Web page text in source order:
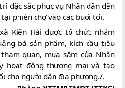
đặc sắc phục vụ Nhân dân đến
phiên chợ vào các buổi tối.
Kiến Hải được tổ chức nhằm
bá sản phẩm, kích cầu tiêu
quan, mua sắm của Nhân
hoạt động thương mại và tạo
cho người dân địa phương./.